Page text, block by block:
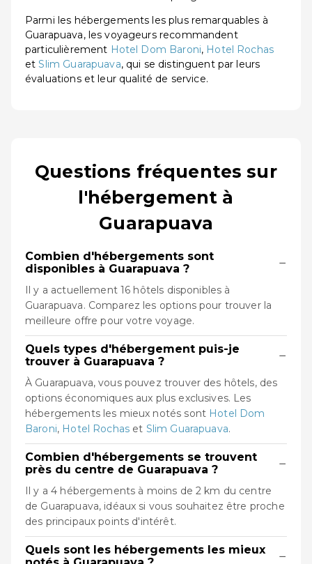
Parmi les hébergements les plus remarquables à
Guarapuava, les voyageurs recommandent
particulièrement Hotel Dom Baroni, Hotel Rochas
etSlim Guarapuava, qui se distinguent par leurs
évaluations et leur qualité de service.
Questions fréquentes sur
l'hébergement à
Guarapuava
Combien d'hébergements sont
disponibles à Guarapuava ?
−
Il y a actuellement 16 hôtels disponibles à
Guarapuava. Comparez les options pour trouver la
meilleure offre pour votre voyage.
Quels types d'hébergement puis-je
trouver à Guarapuava ?
−
À Guarapuava, vous pouvez trouver des hôtels, des
options économiques aux plus exclusives. Les
hébergements les mieux notés sont Hotel Dom
Baroni, Hotel Rochas et Slim Guarapuava.
Combien d'hébergements se trouvent
près du centre de Guarapuava ?
−
Il y a 4 hébergements à moins de 2 km du centre
de Guarapuava, idéaux si vous souhaitez être proche
des principaux points d'intérêt.
Quels sont les hébergements les mieux
−